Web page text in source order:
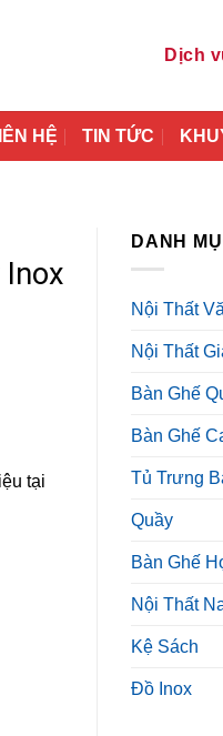
Dịch
HỆ TIN TỨC
DANH
Nội Thất
Nội Thất
Bàn Ghế
Bàn Ghế
Tủ Trưng
Quầy
Bàn Ghế
Nội Thất
Kệ Sách
Đồ Inox
Inox
tại